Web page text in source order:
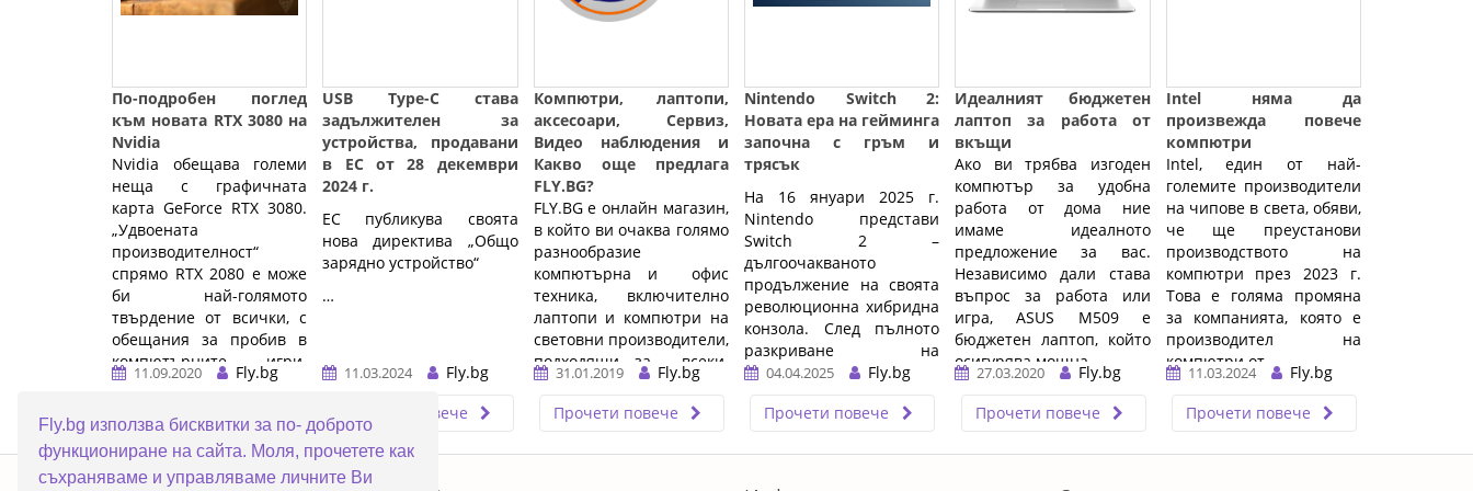
Fly.bg използва бисквитки за по- доброто
функциониране на сайта. Моля, прочетете как
съхраняваме и управляваме личните Ви
По-подробен поглед
към новата RTX 3080 на
Nvidia
Nvidia обещава големи
неща с графичната
карта GeForce RTX 3080.
„Удвоената
производителност“
спрямо RTX 2080 е може
би най-голямото
твърдение от всички, с
обещания за пробив в
компютърните игри.
Представяме ...…
11.09.2020
Fly.bg
Прочети повече
USB Type-C става
задължителен за
устройства, продавани
в ЕС от 28 декември
2024 г.
ЕС публикува своята
нова директива „Общо
зарядно устройство“
…
11.03.2024
Fly.bg
Прочети повече
Компютри, лаптопи,
аксесоари, Сервиз,
Видео наблюдения и
Какво още предлага
FLY.BG?
FLY.BG е онлайн магазин,
в който ви очаква голямо
разнообразие
компютърна и офис
техника, включително
лаптопи и компютри на
световни производители,
подходящи за всеки.
При нас ще намерите ...
31.01.2019
Fly.bg
Прочети повече
Nintendo Switch 2:
Новата ера на гейминга
започна с гръм и
трясък
На 16 януари 2025 г.
Nintendo представи
Switch 2 –
дългоочакваното
продължение на своята
революционна хибридна
конзола. След пълното
разкриване на
детайлите по време на
април, гейминг
какво да очаква от тази
04.04.2025
Fly.bg
Прочети повече
Идеалният бюджетен
лаптоп за работа от
вкъщи
Ако ви трябва изгоден
компютър за удобна
работа от дома ние
имаме идеалното
предложение за вас.
Независимо дали става
въпрос за работа или
игра, ASUS M509 е
бюджетен лаптоп, който
осигурява мощна ...…
27.03.2020
Fly.bg
Прочети повече
Intel няма да
произвежда повече
компютри
Intel, един от най-
големите производители
на чипове в света, обяви,
че ще преустанови
производството на
компютри през 2023 г.
Това е голяма промяна
за компанията, която е
производител на
компютри от ...…
11.03.2024
Fly.bg
Прочети повече
ERROR5